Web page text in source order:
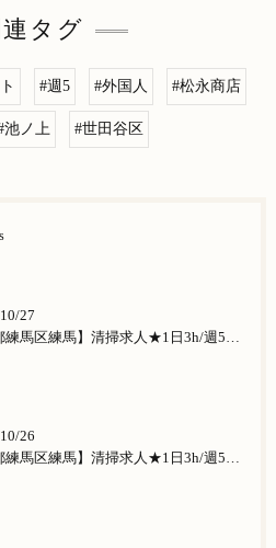
タグ
#週5 #外国人 #松永商店
池ノ上 #世田谷区
27
【東京都練馬区練馬】清掃求人★1日3h/週5日/祝日お休み★谷原在住の方歓迎
26
【東京都練馬区練馬】清掃求人★1日3h/週5日/祝日お休み★南田中在住の方歓迎